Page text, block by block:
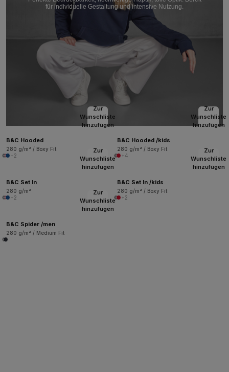
für individuelle Gestaltung und intensive Nutzung.
Zur
Wunschliste
hinzufügen
B&C Hooded
280 g/m² / Boxy Fit
+2
Zur
Wunschliste
hinzufügen
B&C Hooded /kids
280 g/m² / Boxy Fit
+4
Zur
Wunschliste
hinzufügen
B&C Set In
280 g/m²
+2
Zur
Wunschliste
hinzufügen
B&C Set In /kids
280 g/m² / Boxy Fit
+2
Zur
Wunschliste
hinzufügen
B&C Spider /men
280 g/m² / Medium Fit